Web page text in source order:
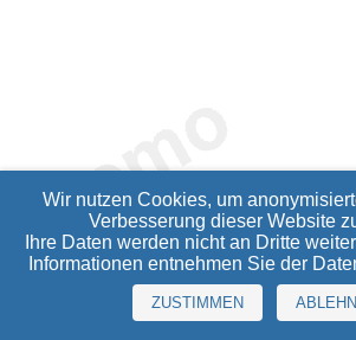
Wir nutzen Cookies, um
Verbesserung dieser Website
Ihre Daten werden nicht an Dritte
Informationen entnehmen Sie der
ZUSTIMMEN